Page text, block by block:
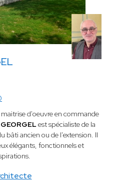
maitrise d'oeuvre en commande
est spécialiste de la
bâti ancien ou de l'extension. Il
élégants, fonctionnels et